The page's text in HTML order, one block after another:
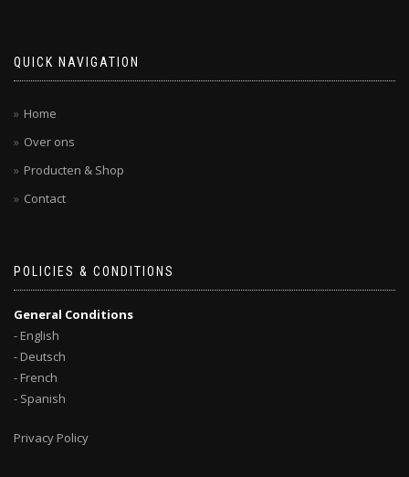
QUICK NAVIGATION
Home
Over ons
Producten & Shop
Contact
POLICIES & CONDITIONS
General Conditions
- English
- Deutsch
- French
- Spanish
Privacy Policy